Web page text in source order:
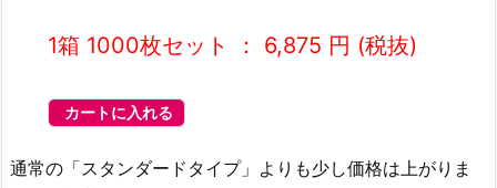
1箱 1000枚セット ： 6,875 円 (税抜)
カートに入れる
通常の「スタンダードタイプ」よりも少し価格は上がりま